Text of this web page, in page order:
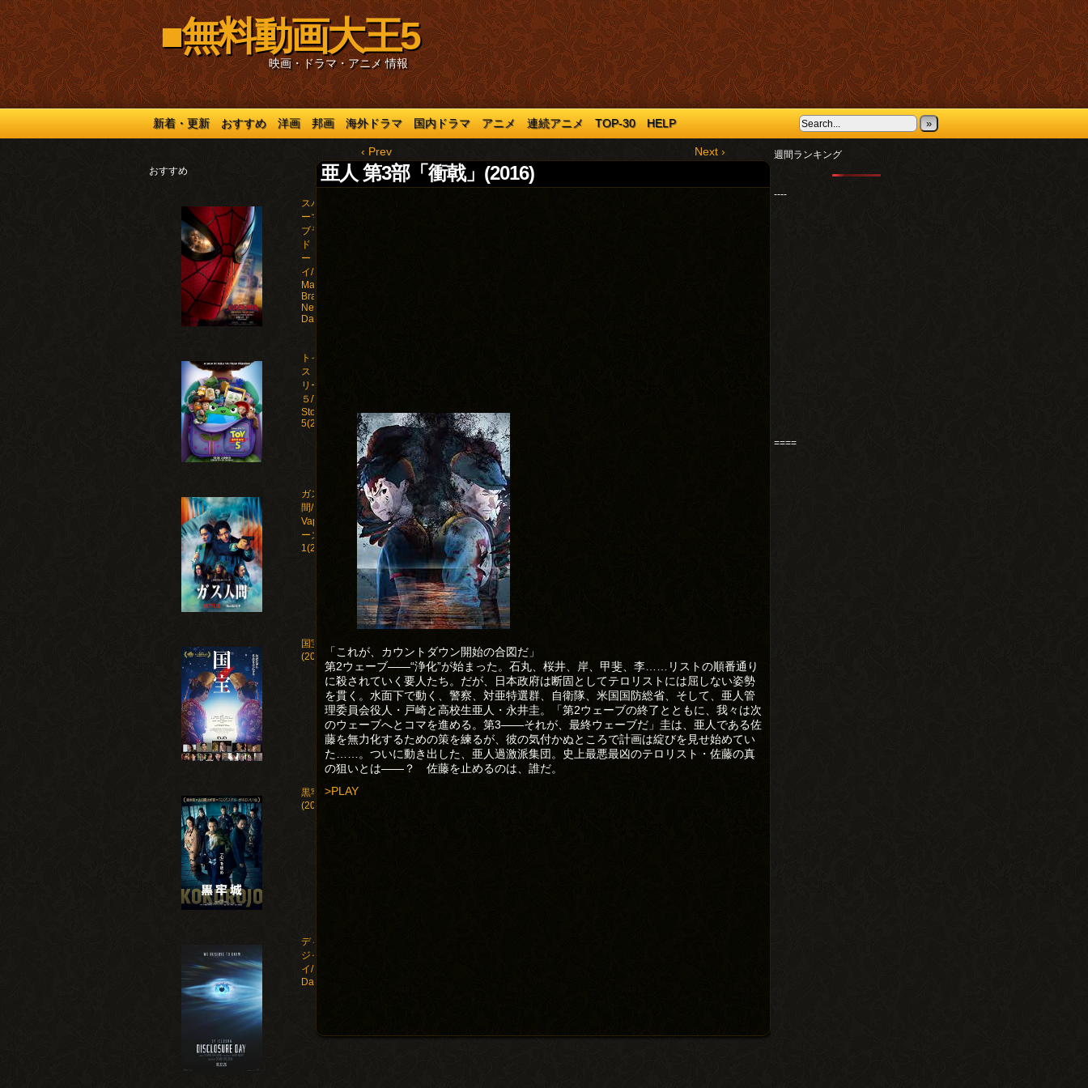
■無料動画大王5
映画・ドラマ・アニメ 情報
新着・更新 おすすめ 洋画 邦画 海外ドラマ 国内ドラマ アニメ 連続アニメ TOP-30 HELP »
おすすめ
スパイダ
ーマン：
ブラン
ド・ニュ
ー・デ
イ/Spider-
Man:
Brand
New
Day(2026)
トイ・
ストー
リー
５/Toy
Story
5(2026)
ガス人
間/Human
Vapor シ
ーズン
1(2026)
国宝
(2025)
黒牢城
(2026)
ディスクロー
ジャー・デ
イ/Disclosure
Day(2026)
‹ Prev Next ›
亜人 第3部「衝戟」(2016)
「これが、カウントダウン開始の合図だ」
第2ウェーブ――“浄化”が始まった。石丸、桜井、岸、甲斐、李……リストの順番通り
に殺されていく要人たち。だが、日本政府は断固としてテロリストには屈しない姿勢
を貫く。水面下で動く、警察、対亜特選群、自衛隊、米国国防総省、そして、亜人管
理委員会役人・戸崎と高校生亜人・永井圭。「第2ウェーブの終了とともに、我々は次
のウェーブへとコマを進める。第3――それが、最終ウェーブだ」圭は、亜人である佐
藤を無力化するための策を練るが、彼の気付かぬところで計画は綻びを見せ始めてい
た……。ついに動き出した、亜人過激派集団。史上最悪最凶のテロリスト・佐藤の真
の狙いとは――？ 佐藤を止めるのは、誰だ。
>PLAY
週間ランキング
----
====